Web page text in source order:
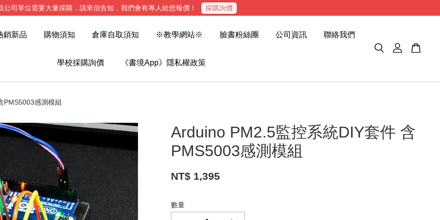
公司單位需要大量採購，請來信告知，我們會有專人給您報價！ 採購詢價
銷新品 購物須知 倉庫自取須知 ※教學網站※ 臉書粉絲團 公司資訊 聯絡我們
學校採購詢價 《書境App》隱私權政策
PMS5003感測模組
Arduino PM2.5監控系統DIY套件 含
PMS5003感測模組
NT$ 1,395
數量